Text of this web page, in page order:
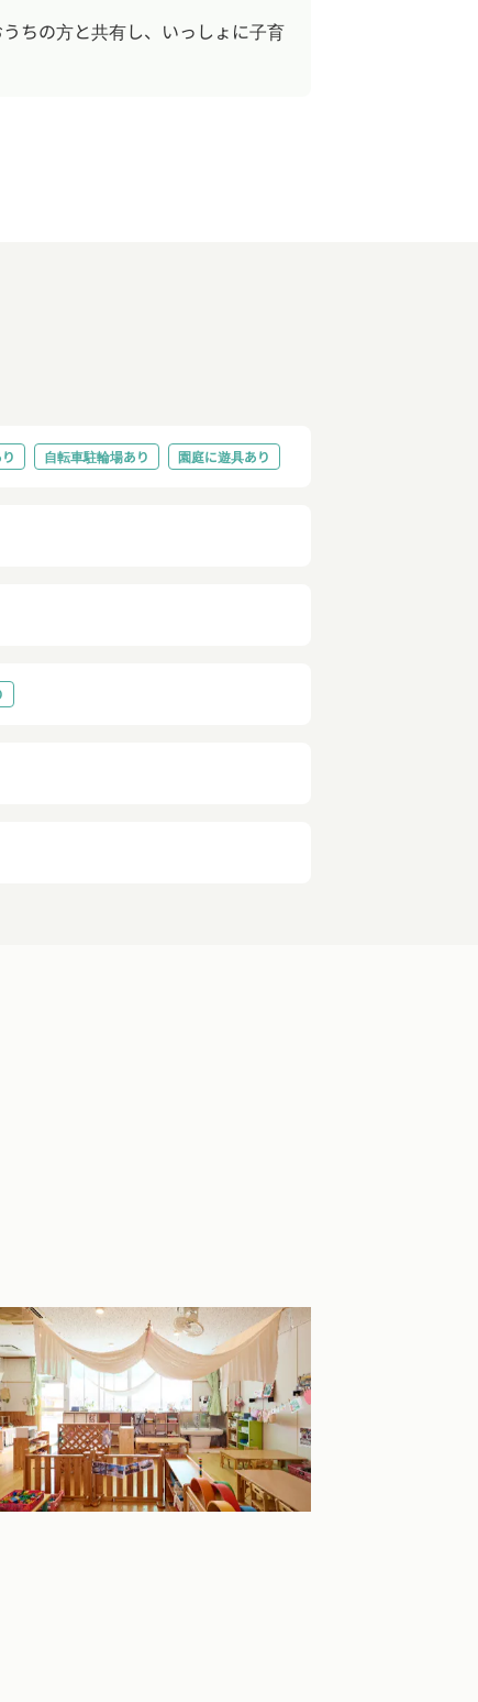
ちの方と共有し、いっしょに子育
自転車駐輪場あり 園庭に遊具あり
保育室
る環境を考え、こどもの興味関心か
まなコーナーを設け、自ら遊びを選
に、またこどもの発想や表出を受け
話を通し人とのつながりを大切にし
す